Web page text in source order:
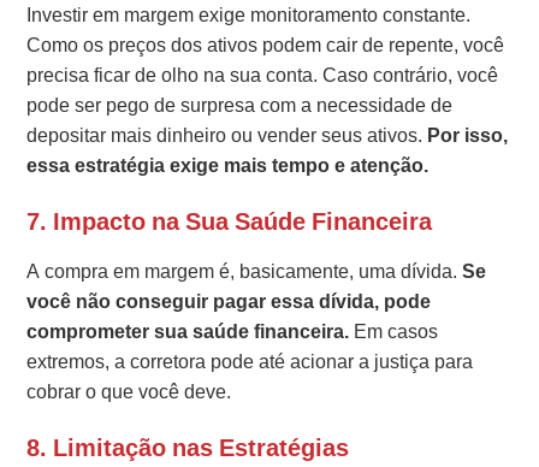
Investir em margem exige monitoramento constante.
Como os preços dos ativos podem cair de repente, você
precisa ficar de olho na sua conta. Caso contrário, você
pode ser pego de surpresa com a necessidade de
depositar mais dinheiro ou vender seus ativos. Por isso,
essa estratégia exige mais tempo e atenção.
7. Impacto na Sua Saúde Financeira
A compra em margem é, basicamente, uma dívida. Se
você não conseguir pagar essa dívida, pode
comprometer sua saúde financeira. Em casos
extremos, a corretora pode até acionar a justiça para
cobrar o que você deve.
8. Limitação nas Estratégias